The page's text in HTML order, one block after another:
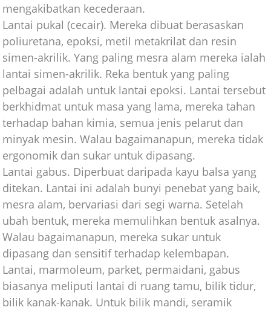
mengakibatkan kecederaan.
Lantai pukal (cecair). Mereka dibuat berasaskan
poliuretana, epoksi, metil metakrilat dan resin
simen-akrilik. Yang paling mesra alam mereka ialah
lantai simen-akrilik. Reka bentuk yang paling
pelbagai adalah untuk lantai epoksi. Lantai tersebut
berkhidmat untuk masa yang lama, mereka tahan
terhadap bahan kimia, semua jenis pelarut dan
minyak mesin. Walau bagaimanapun, mereka tidak
ergonomik dan sukar untuk dipasang.
Lantai gabus. Diperbuat daripada kayu balsa yang
ditekan. Lantai ini adalah bunyi penebat yang baik,
mesra alam, bervariasi dari segi warna. Setelah
ubah bentuk, mereka memulihkan bentuk asalnya.
Walau bagaimanapun, mereka sukar untuk
dipasang dan sensitif terhadap kelembapan.
Lantai, marmoleum, parket, permaidani, gabus
biasanya meliputi lantai di ruang tamu, bilik tidur,
bilik kanak-kanak. Untuk bilik mandi, seramik